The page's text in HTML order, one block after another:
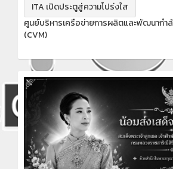
ITA เปิดประตูสู่ความโปร่งใส
ศูนย์บริหารเครือข่ายการผลิตและพัฒนากำ
(CVM)